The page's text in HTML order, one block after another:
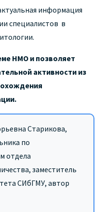
информация
специалистов в
НМО и позволяет
активности из
Старикова,
по
отдела
заместитель
СИбГМУ, автор